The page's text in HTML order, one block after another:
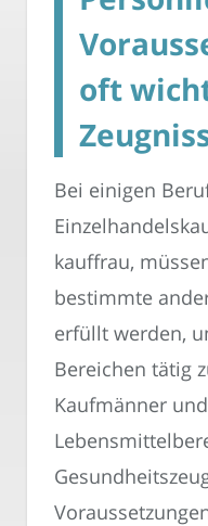
oft
Bei einigen
kauffrau,
bestimmte
erfüllt werden,
Bereichen tätig
Kaufmänner